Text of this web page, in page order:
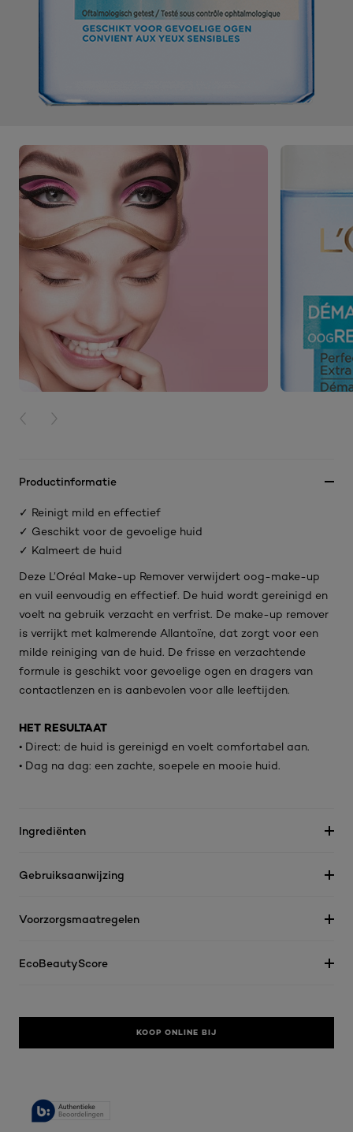
PREVIOUS CARD
NEXT CARD
Productinformatie
✓ Reinigt mild en effectief
✓ Geschikt voor de gevoelige huid
✓ Kalmeert de huid
Deze L’Oréal Make-up Remover verwijdert oog-make-up
en vuil eenvoudig en effectief. De huid wordt gereinigd en
voelt na gebruik verzacht en verfrist. De make-up remover
is verrijkt met kalmerende Allantoïne, dat zorgt voor een
milde reiniging van de huid. De frisse en verzachtende
formule is geschikt voor gevoelige ogen en dragers van
contactlenzen en is aanbevolen voor alle leeftijden.
HET RESULTAAT
• Direct: de huid is gereinigd en voelt comfortabel aan.
• Dag na dag: een zachte, soepele en mooie huid.
Ingrediënten
Gebruiksaanwijzing
Voorzorgsmaatregelen
EcoBeautyScore
KOOP ONLINE BIJ